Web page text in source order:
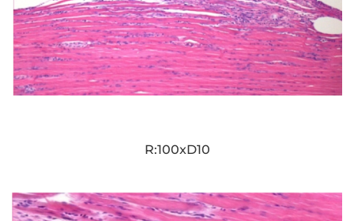
R:100xD10